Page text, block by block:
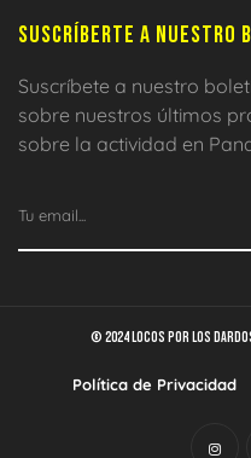
SUSCRÍBERTE A NUESTRO
Suscríbete a nuestro
sobre nuestros últimos
sobre la actividad en
© 2024 Locos por los
Política de Privacidad